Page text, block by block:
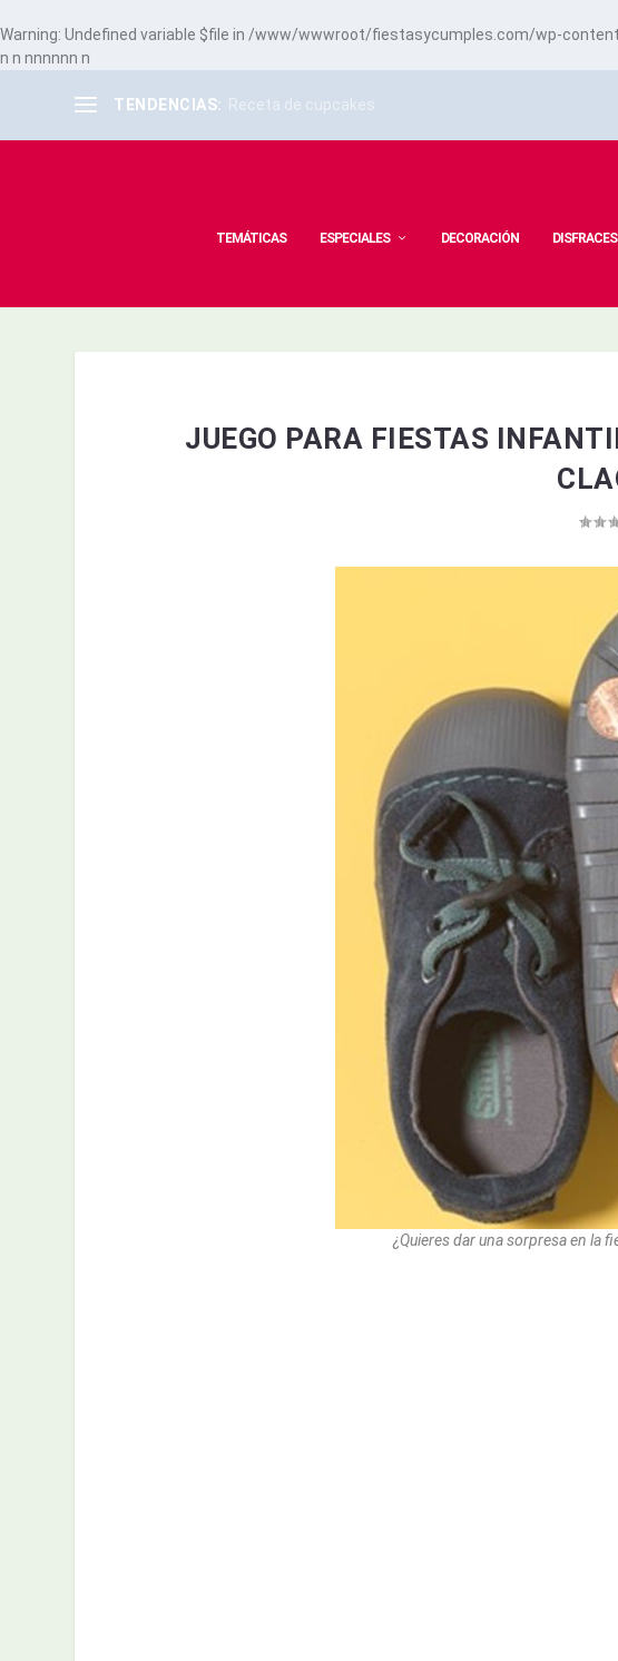
Warning: Undefined variable $file in /www/wwwroot/fiestasycumples.com/wp-
n n nnnnnn n
TENDENCIAS: Receta de cupcakes
TEMÁTICAS ESPECIALES DECORACIÓN DISFRACES
JUEGO PARA FIESTAS
¿Quieres dar una sorpresa en la